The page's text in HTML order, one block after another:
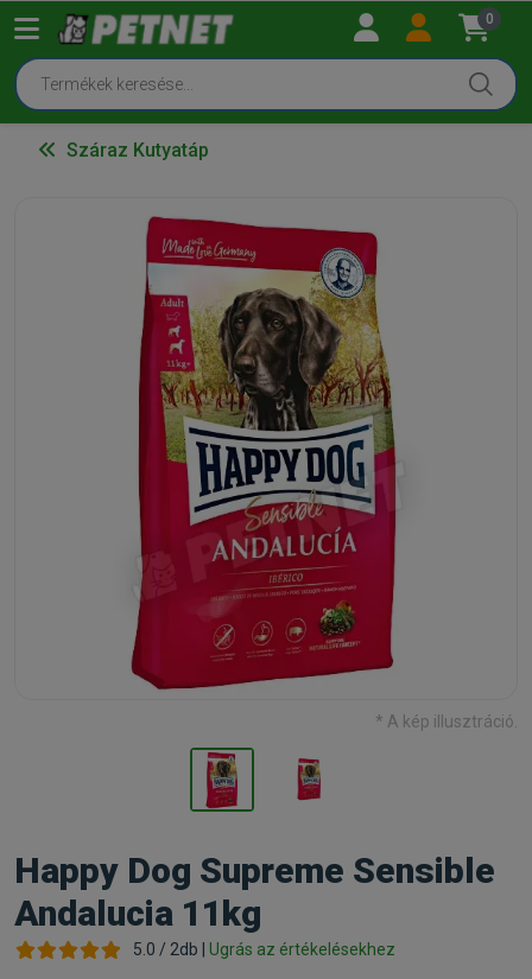
0
Száraz Kutyatáp
* A kép illusztráció.
Happy Dog Supreme Sensible
Andalucia 11kg
5.0 / 2db | Ugrás az értékelésekhez